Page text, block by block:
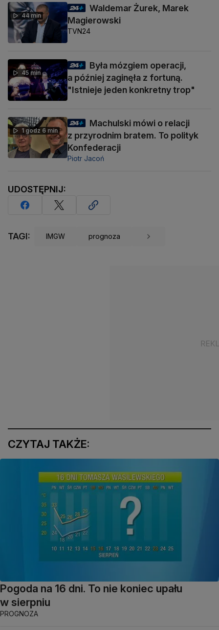
44 min
Waldemar Żurek, Marek
Magierowski
TVN24
45 min
Była mózgiem operacji,
a później zaginęła z fortuną.
"Istnieje jeden konkretny trop"
1 godz 6 min
Machulski mówi o relacji
z przyrodnim bratem. To polityk
Konfederacji
Piotr Jacoń
UDOSTĘPNIJ:
TAGI: IMGW prognoza
CZYTAJ TAKŻE:
Pogoda na 16 dni. To nie koniec upału
w sierpniu
PROGNOZA